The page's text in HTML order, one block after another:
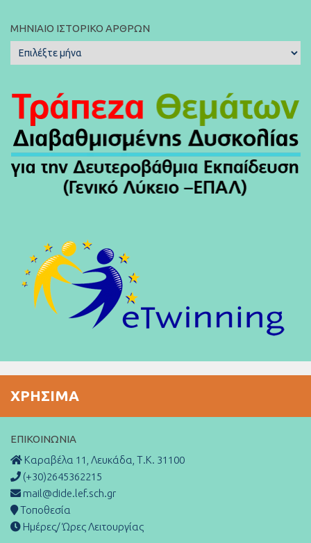
ΜΗΝΙΑΊΟ ΙΣΤΟΡΙΚΌ ΆΡΘΡΩΝ
Μηνιαίο
Ιστορικό
ΧΡΉΣΙΜΑ
ΕΠΙΚΟΙΝΩΝΊΑ
Καραβέλα 11, Λευκάδα, Τ.Κ. 31100
(+30)2645362215
mail@dide.lef.sch.gr
Τοποθεσία
Ημέρες/ Ώρες Λειτουργίας